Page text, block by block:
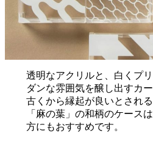
透明なアクリルと、白くプ
ダンな雰囲気を醸し出すカー
古くから縁起が良いとされる
「麻の葉」の和柄のケース
方にもおすすめです。